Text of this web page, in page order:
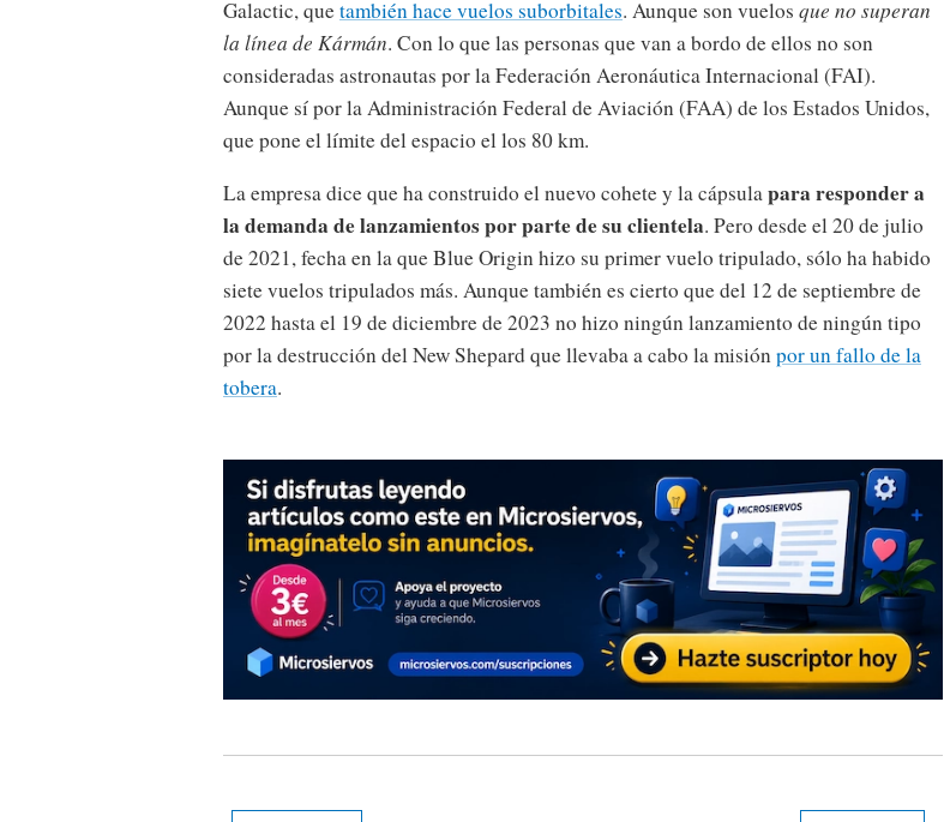
Galactic, quetambién hace vuelos suborbitales. Aunque son vuelos que no superan
la línea de Kármán. Con lo que las personas que van a bordo de ellos no son
consideradas astronautas por la Federación Aeronáutica Internacional (FAI).
Aunque sí por la Administración Federal de Aviación (FAA) de los Estados Unidos,
que pone el límite del espacio el los 80 km.
La empresa dice que ha construido el nuevo cohete y la cápsulapara responder a
la demanda de lanzamientos por parte de su clientela. Pero desde el 20 de julio
de 2021, fecha en la que Blue Origin hizo su primer vuelo tripulado, sólo ha habido
siete vuelos tripulados más. Aunque también es cierto que del 12 de septiembre de
2022 hasta el 19 de diciembre de 2023 no hizo ningún lanzamiento de ningún tipo
por la destrucción del New Shepard que llevaba a cabo la misiónpor un fallo de la
tobera.